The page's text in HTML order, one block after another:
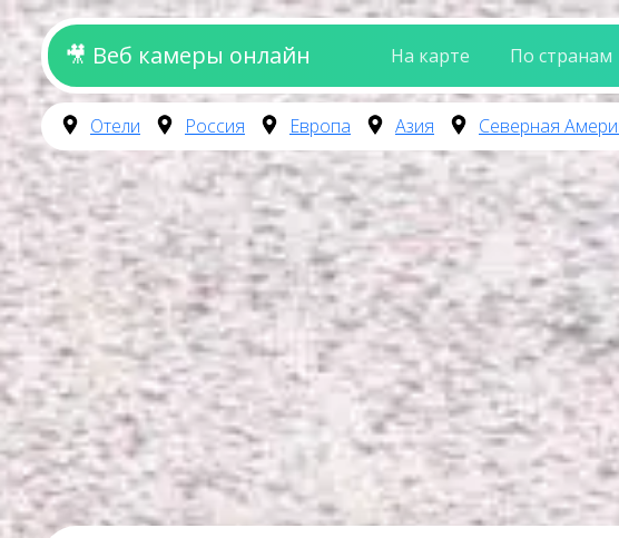
🎥 Веб камеры онлайн На карте По странам
Отели Россия Европа Азия Северная